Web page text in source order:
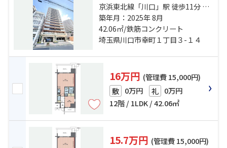
京浜東北線「川口」駅 徒歩11分 埼
玉高速鉄道「川口元郷」駅 徒歩16
分 京浜東北線「西川口」駅 徒歩27
分
築年月：2025年 8月
42.06㎡/鉄筋コンクリート
埼玉県川口市幸町１丁目３-１４
16万円 (管理費 15,000円)
敷 0万円 礼 0万円
12階 / 1LDK / 42.06㎡
15.7万円 (管理費 15,000円)